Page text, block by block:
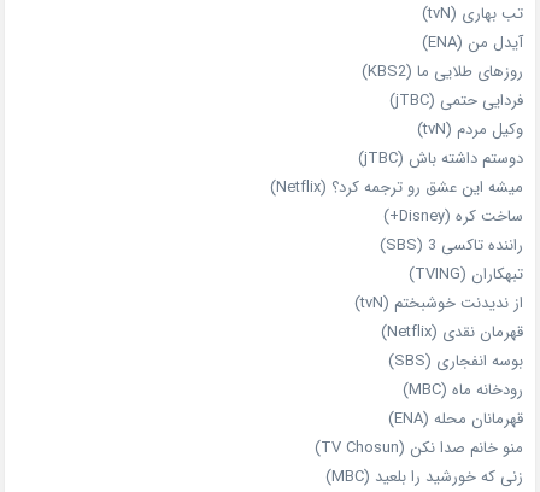
تب بهاری (tvN)
آیدل من (ENA)
روزهای طلایی ما (KBS2)
فردایی حتمی (jTBC)
وکیل مردم (tvN)
دوستم داشته باش (jTBC)
میشه این عشق رو ترجمه کرد؟ (Netflix)
ساخت کره (Disney+)
راننده تاکسی 3 (SBS)
تبهکاران (TVING)
از ندیدنت خوشبختم (tvN)
قهرمان نقدی (Netflix)
بوسه انفجاری (SBS)
رودخانه ماه (MBC)
قهرمانان محله (ENA)
منو خانم صدا نکن (TV Chosun)
زنی که خورشید را بلعید (MBC)